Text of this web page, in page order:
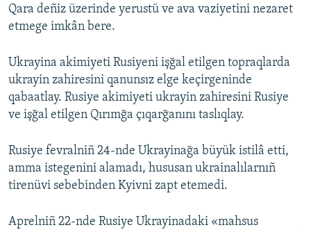
Qara deñiz üzerinde yerustü ve ava vaziyetini nezaret
etmege imkân bere.
Ukrayina akimiyeti Rusiyeni işğal etilgen topraqlarda
ukrayin zahiresini qanunsız elge keçirgeninde
qabaatlay. Rusiye akimiyeti ukrayin zahiresini Rusiye
ve işğal etilgen Qırımğa çıqarğanını taslıqlay.
Rusiye fevralniñ 24-nde Ukrayinağa büyük istilâ etti,
amma istegenini alamadı, hususan ukrainalılarnıñ
tirenüvi sebebinden Kyivni zapt etemedi.
Aprelniñ 22-nde Rusiye Ukrayinadaki «mahsus